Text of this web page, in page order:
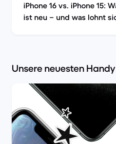
iPhone 16 vs. iPhone 15:
ist neu – und was lohnt
Unsere neuesten